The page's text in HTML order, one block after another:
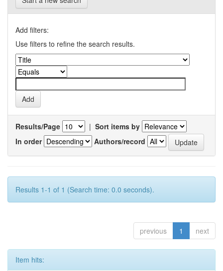
Add filters:
Use filters to refine the search results.
Results/Page | Sort items by
In order
Authors/record
Results 1-1 of 1 (Search time: 0.0 seconds).
previous 1 next
Item hits: